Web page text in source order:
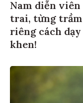
Nam diễn
trai, từng trầm
riêng cách
khen!